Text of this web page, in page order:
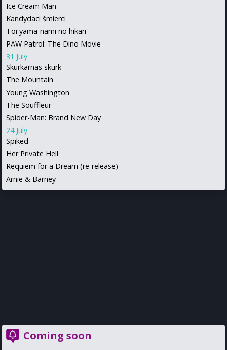
Ice Cream Man
Kandydaci śmierci
Toi yama-nami no hikari
PAW Patrol: The Dino Movie
31 July
Skurkarnas skurk
The Mountain
Young Washington
The Souffleur
Spider-Man: Brand New Day
24 July
Spiked
Her Private Hell
Requiem for a Dream (re-release)
Arnie & Barney
Coming soon